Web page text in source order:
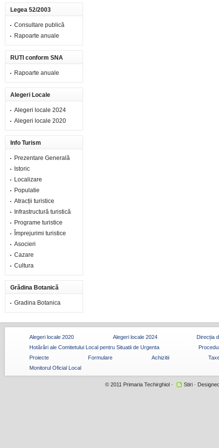
Legea 52/2003
Consultare publică
Rapoarte anuale
RUTI conform SNA
Rapoarte anuale
Alegeri Locale
Alegeri locale 2024
Alegeri locale 2020
Info Turism
Prezentare Generală
Istoric
Localizare
Populatie
Atracții turistice
Infrastructură turistică
Programe turistice
Împrejurimi turistice
Asocieri
Cazare
Cultura
Grădina Botanică
Gradina Botanica
Alegeri locale 2020 Alegeri locale 2024
Direcția
Hotărâri ale Comitetului Local pentru Situatii de Urgenta
Proiecte
Formulare Achizitii
Monitorul Oficial Local
© 2011 Primaria Techirghiol · Stiri ·